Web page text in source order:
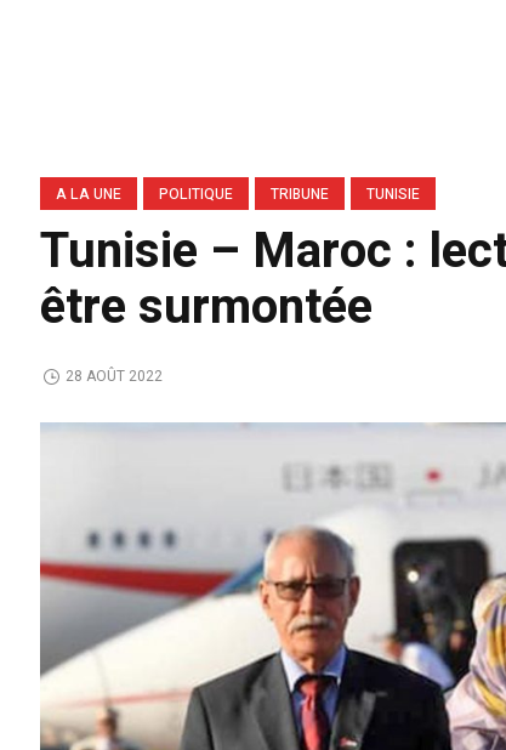
A LA UNE POLITIQUE TRIBUNE TUNISIE
Tunisie – Maroc :
être surmontée
28 AOÛT 2022